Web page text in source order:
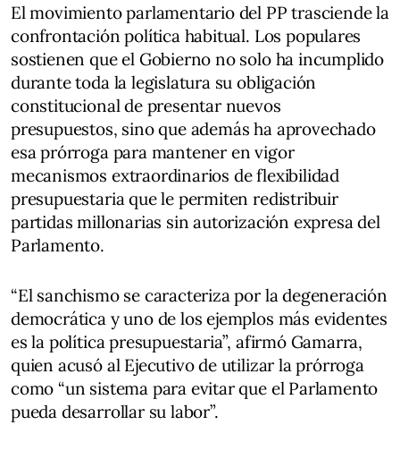
El movimiento parlamentario del PP trasciende la
confrontación política habitual. Los populares
sostienen que el Gobierno no solo ha incumplido
durante toda la legislatura su obligación
constitucional de presentar nuevos
presupuestos, sino que además ha aprovechado
esa prórroga para mantener en vigor
mecanismos extraordinarios de flexibilidad
presupuestaria que le permiten redistribuir
partidas millonarias sin autorización expresa del
Parlamento.
“El sanchismo se caracteriza por la degeneración
democrática y uno de los ejemplos más evidentes
es la política presupuestaria”, afirmó Gamarra,
quien acusó al Ejecutivo de utilizar la prórroga
como “un sistema para evitar que el Parlamento
pueda desarrollar su labor”.